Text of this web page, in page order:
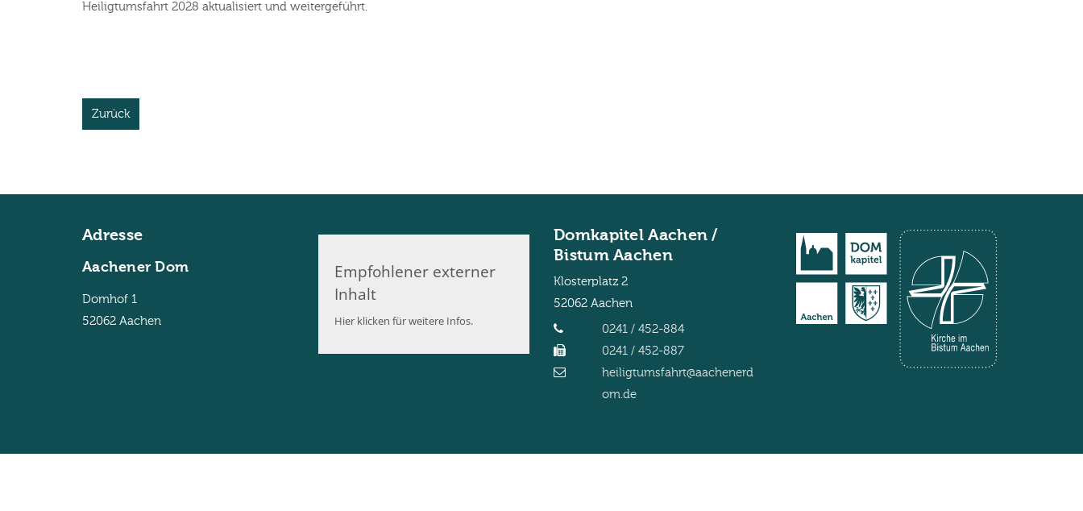
Heiligtumsfahrt 2028 aktualisiert und weitergeführt.
Zurück
Adresse
Aachener Dom
Domhof 1
52062 Aachen
Empfohlener externer
Inhalt
Hier klicken für weitere Infos.
Domkapitel Aachen /
Bistum Aachen
Klosterplatz 2
52062 Aachen
0241 / 452-884
0241 / 452-887
heiligtumsfahrt@aachenerd
om.de